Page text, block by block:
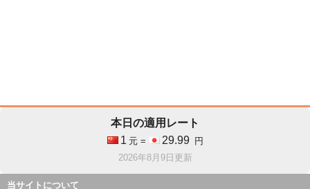
本日の適用レート
1 元 = 29.99
円
2026年8月9日更新
当サイトについて